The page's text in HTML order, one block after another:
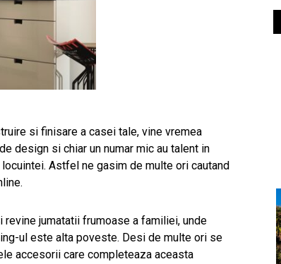
si finisare a casei tale, vine vremea
design si chiar un numar mic au talent in
Astfel ne gasim de multe ori cautand
jumatatii frumoase a familiei, unde
ul este alta poveste. Desi de multe ori se
accesorii care completeaza aceasta